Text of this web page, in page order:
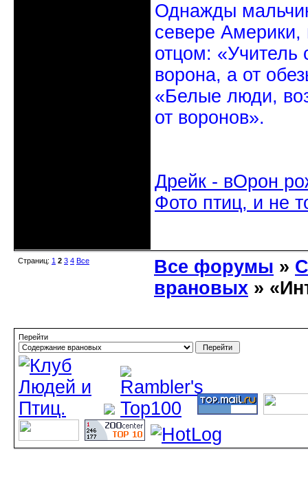
Однажды
севере
отцом: «Учитель
ворона, а от
«Белые люди,
от воронов».
Дрейк - вОрон
Фото птиц, и не
Страниц: 1 2 3 4 Все Все форумы »
врановых »
Перейти